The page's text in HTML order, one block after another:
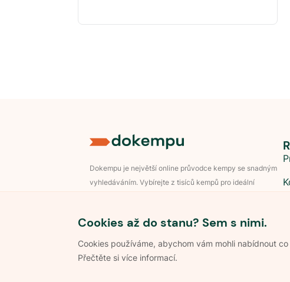
Cookies až do stanu? Sem s nimi.
Cookies používáme, abychom vám mohli nabídnout
Přečtěte si více informací.
Dokempu je největší online průvodce kempy se snadným
vyhledáváním. Vybírejte z tisíců kempů pro ideální